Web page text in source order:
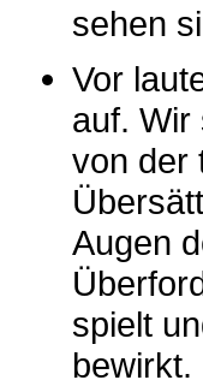
sehen
Vor
auf. Wir
von der
Augen
spielt
bewirkt.